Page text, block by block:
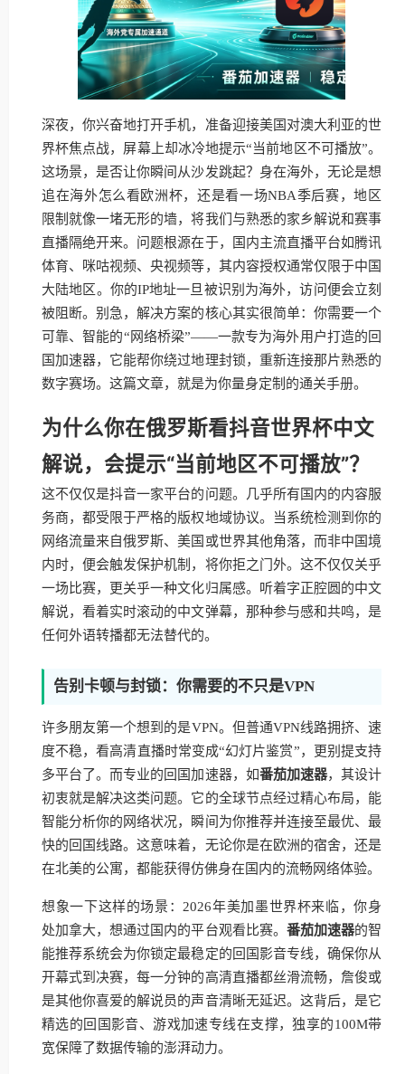
深夜，你兴奋地打开手机，准备迎接美国对澳大利亚的世
界杯焦点战，屏幕上却冰冷地提示“当前地区不可播放”。
这场景，是否让你瞬间从沙发跳起？身在海外，无论是想
追在海外怎么看欧洲杯，还是看一场NBA季后赛，地区
限制就像一堵无形的墙，将我们与熟悉的家乡解说和赛事
直播隔绝开来。问题根源在于，国内主流直播平台如腾讯
体育、咪咕视频、央视频等，其内容授权通常仅限于中国
大陆地区。你的IP地址一旦被识别为海外，访问便会立刻
被阻断。别急，解决方案的核心其实很简单：你需要一个
可靠、智能的“网络桥梁”——一款专为海外用户打造的回
国加速器，它能帮你绕过地理封锁，重新连接那片熟悉的
数字赛场。这篇文章，就是为你量身定制的通关手册。
为什么你在俄罗斯看抖音世界杯中文
解说，会提示“当前地区不可播放”？
这不仅仅是抖音一家平台的问题。几乎所有国内的内容服
务商，都受限于严格的版权地域协议。当系统检测到你的
网络流量来自俄罗斯、美国或世界其他角落，而非中国境
内时，便会触发保护机制，将你拒之门外。这不仅仅关乎
一场比赛，更关乎一种文化归属感。听着字正腔圆的中文
解说，看着实时滚动的中文弹幕，那种参与感和共鸣，是
任何外语转播都无法替代的。
告别卡顿与封锁：你需要的不只是VPN
许多朋友第一个想到的是VPN。但普通VPN线路拥挤、速
度不稳，看高清直播时常变成“幻灯片鉴赏”，更别提支持
多平台了。而专业的回国加速器，如番茄加速器，其设计
初衷就是解决这类问题。它的全球节点经过精心布局，能
智能分析你的网络状况，瞬间为你推荐并连接至最优、最
快的回国线路。这意味着，无论你是在欧洲的宿舍，还是
在北美的公寓，都能获得仿佛身在国内的流畅网络体验。
想象一下这样的场景：2026年美加墨世界杯来临，你身
处加拿大，想通过国内的平台观看比赛。 番茄加速器的智
能推荐系统会为你锁定最稳定的回国影音专线，确保你从
开幕式到决赛，每一分钟的高清直播都丝滑流畅，詹俊或
是其他你喜爱的解说员的声音清晰无延迟。这背后，是它
精选的回国影音、游戏加速专线在支撑，独享的100M带
宽保障了数据传输的澎湃动力。